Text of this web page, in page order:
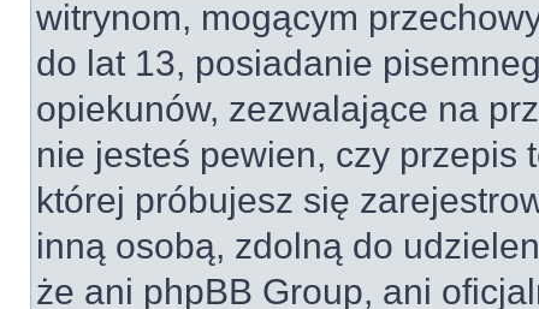
witrynom, mogącym
do lat 13, posiadanie
opiekunów, zezwalające na
nie jesteś pewien, czy przepis
której próbujesz się
inną osobą, zdolną do
że ani phpBB Group, ani